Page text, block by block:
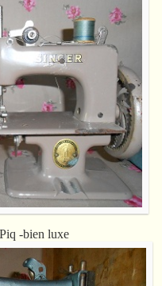
-bien luxe